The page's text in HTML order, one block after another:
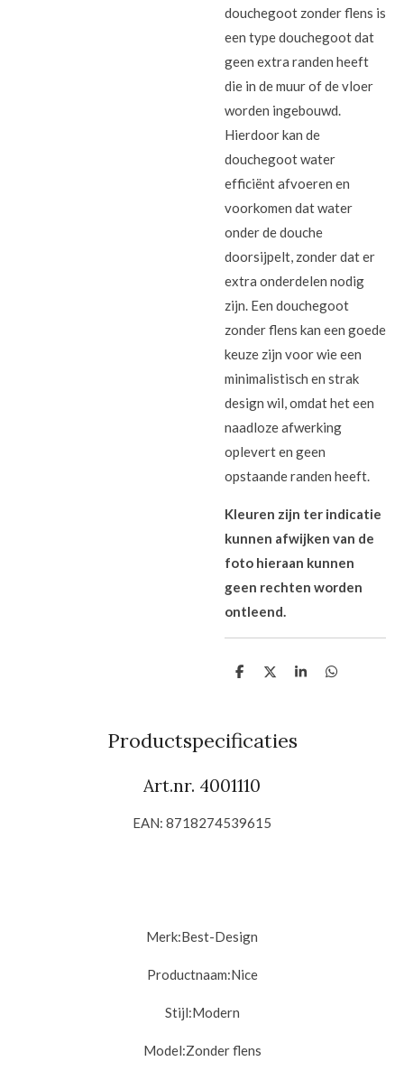
douchegoot zonder flens is
een type douchegoot dat
geen extra randen heeft
die in de muur of de vloer
worden ingebouwd.
Hierdoor kan de
douchegoot water
efficiënt afvoeren en
voorkomen dat water
onder de douche
doorsijpelt, zonder dat er
extra onderdelen nodig
zijn. Een douchegoot
zonder flens kan een goede
keuze zijn voor wie een
minimalistisch en strak
design wil, omdat het een
naadloze afwerking
oplevert en geen
opstaande randen heeft.
Kleuren zijn ter indicatie
kunnen afwijken van de
foto hieraan kunnen
geen rechten worden
ontleend.
D
n
D
S
D
Productspecificaties
Art.nr. 4001110
EAN: 8718274539615
Merk:Best-Design
Productnaam:Nice
Stijl:Modern
Model:Zonder flens